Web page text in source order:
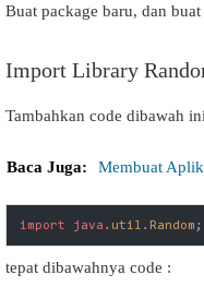
Buat package baru, dan
Import Library
Tambahkan code dibawah ini
Baca Juga: Membuat
import java .util .Random ;
tepat dibawahnya code :